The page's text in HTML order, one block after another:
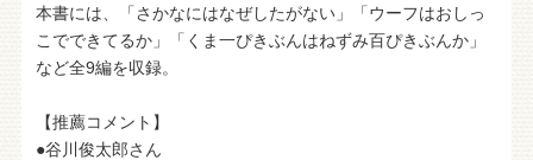
本書には、「さかなにはなぜしたがない」「ウーフはおしっ
こでできてるか」「くま一ぴきぶんはねずみ百ぴきぶんか」
など全9編を収録。
【推薦コメント】
●谷川俊太郎さん